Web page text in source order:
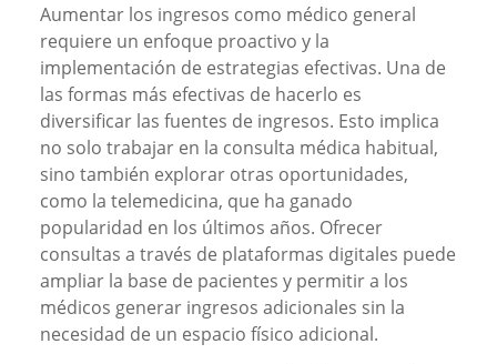
Aumentar los ingresos como médico general
requiere un enfoque proactivo y la
implementación de estrategias efectivas. Una de
las formas más efectivas de hacerlo es
diversificar las fuentes de ingresos. Esto implica
no solo trabajar en la consulta médica habitual,
sino también explorar otras oportunidades,
como la telemedicina, que ha ganado
popularidad en los últimos años. Ofrecer
consultas a través de plataformas digitales puede
ampliar la base de pacientes y permitir a los
médicos generar ingresos adicionales sin la
necesidad de un espacio físico adicional.